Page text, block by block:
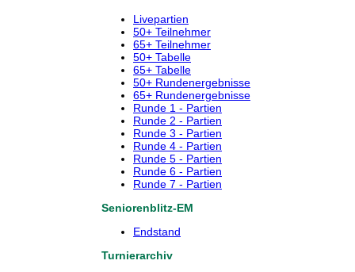
Livepartien
50+ Teilnehmer
65+ Teilnehmer
50+ Tabelle
65+ Tabelle
50+ Rundenergebnisse
65+ Rundenergebnisse
Runde 1 - Partien
Runde 2 - Partien
Runde 3 - Partien
Runde 4 - Partien
Runde 5 - Partien
Runde 6 - Partien
Runde 7 - Partien
Seniorenblitz-EM
Endstand
Turnierarchiv